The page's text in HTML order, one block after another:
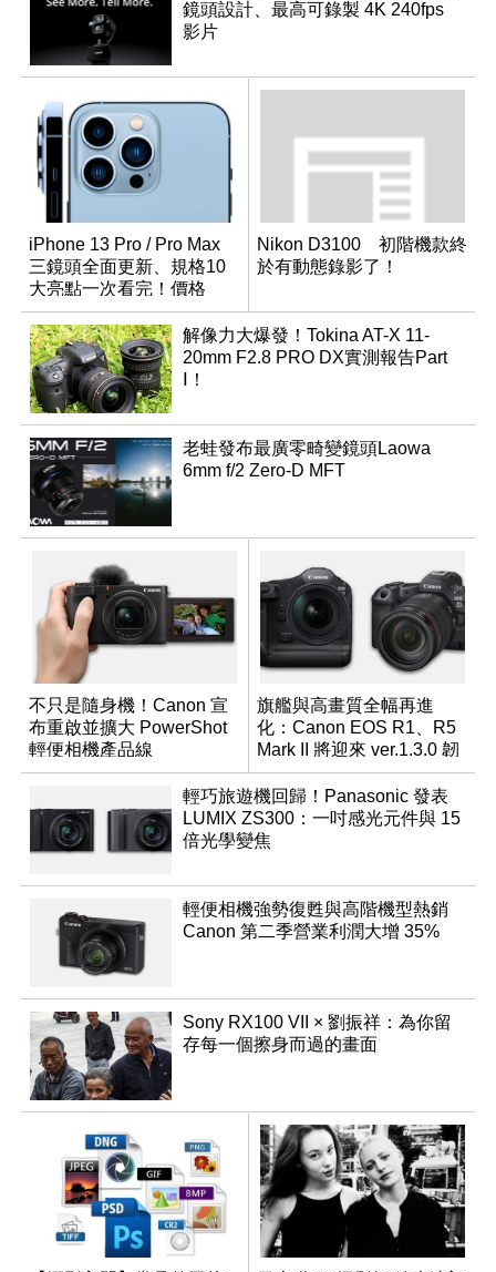
鏡頭設計、最高可錄製 4K 240fps
影片
iPhone 13 Pro / Pro Max
三鏡頭全面更新、規格10
大亮點一次看完！價格
32,900 元起
Nikon D3100 初階機款終
於有動態錄影了！
解像力大爆發！Tokina AT-X 11-
20mm F2.8 PRO DX實測報告Part
Ⅰ！
老蛙發布最廣零畸變鏡頭Laowa
6mm f/2 Zero-D MFT
不只是隨身機！Canon 宣
布重啟並擴大 PowerShot
輕便相機產品線
旗艦與高畫質全幅再進
化：Canon EOS R1、R5
Mark II 將迎來 ver.1.3.0 韌
體更新
輕巧旅遊機回歸！Panasonic 發表
LUMIX ZS300：一吋感光元件與 15
倍光學變焦
輕便相機強勢復甦與高階機型熱銷
Canon 第二季營業利潤大增 35%
Sony RX100 VII × 劉振祥：為你留
存每一個擦身而過的畫面